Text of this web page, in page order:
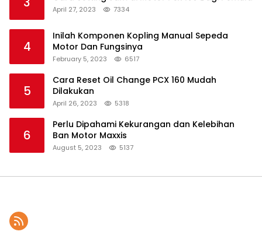
April 27, 2023 7334
4
Inilah Komponen Kopling Manual Sepeda
Motor Dan Fungsinya
February 5, 2023 6517
5
Cara Reset Oil Change PCX 160 Mudah
Dilakukan
April 26, 2023 5318
6
Perlu Dipahami Kekurangan dan Kelebihan
Ban Motor Maxxis
August 5, 2023 5137